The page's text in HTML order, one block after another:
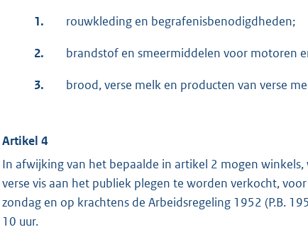
1. rouwkleding en begrafenisbenodigdheden;
2. brandstof en smeermiddelen voor motoren
3. brood, verse melk en producten van verse
Artikel 4
In afwijking van het bepaalde in artikel 2 mogen
verse vis aan het publiek plegen te worden verkocht,
zondag en op krachtens de Arbeidsregeling 1952 (P.B.
10 uur.